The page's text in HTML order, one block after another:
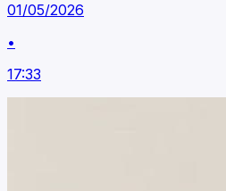
01/05/2026
•
17:33